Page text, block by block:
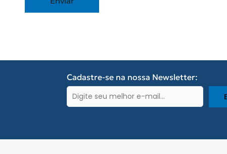
Cadastre-se na nossa Newsletter:
E-
mail